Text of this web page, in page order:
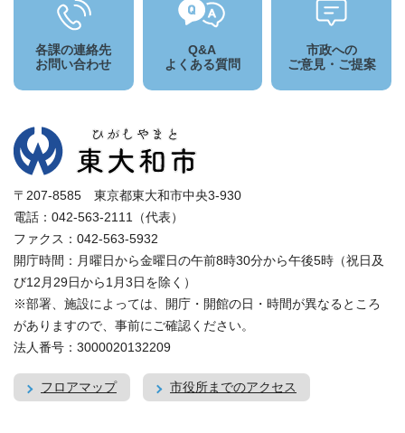
各課の連絡先
お問い合わせ
Q&A
よくある質問
市政への
ご意見・ご提案
〒207-8585 東京都東大和市中央3-930
電話：042-563-2111（代表）
ファクス：042-563-5932
開庁時間：月曜日から金曜日の午前8時30分から午後5時（祝日及
び12月29日から1月3日を除く）
※部署、施設によっては、開庁・開館の日・時間が異なるところ
がありますので、事前にご確認ください。
法人番号：3000020132209
フロアマップ 市役所までのアクセス